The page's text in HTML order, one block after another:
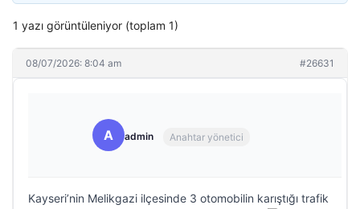
1 yazı görüntüleniyor (toplam 1)
08/07/2026: 8:04 am #26631
A admin Anahtar yönetici
Kayseri’nin Melikgazi ilçesinde 3 otomobilin karıştığı trafik